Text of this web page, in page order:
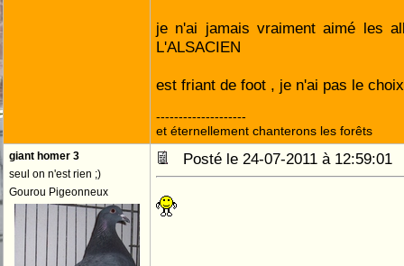
je n'ai jamais vraiment aimé les
L'ALSACIEN
est friant de foot , je n'ai pas le
--------------------
et éternellement chanterons les forêts
giant homer 3
seul on n'est rien ;)
Gourou Pigeonneux
Posté le 24-07-2011 à